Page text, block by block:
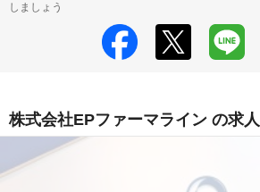
しましょう
株式会社EPファーマライン の求人